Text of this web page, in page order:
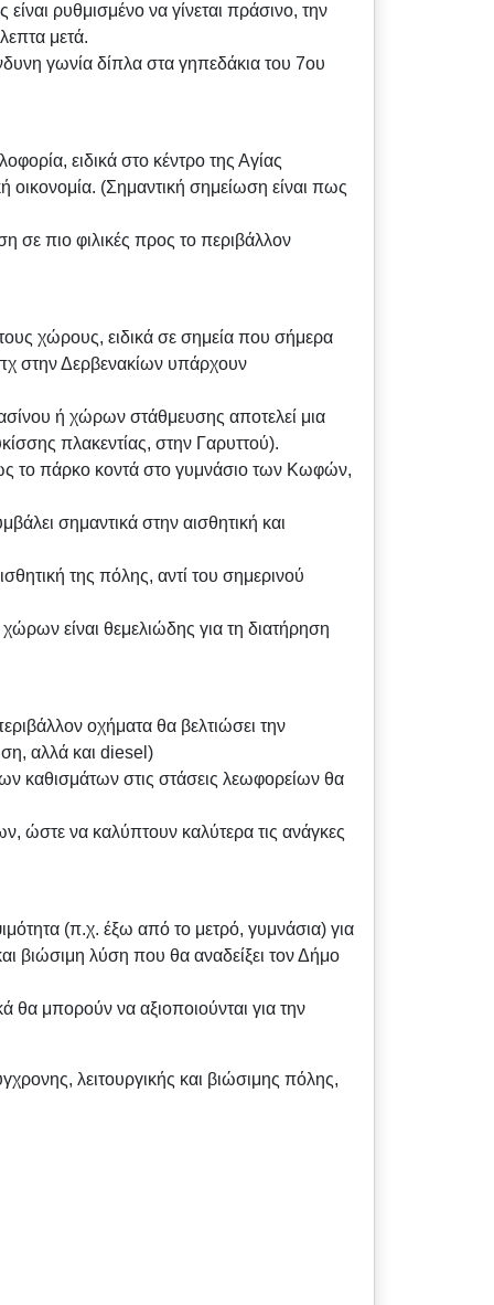
ρυθμισμένο να γίνεται πράσινο, την
μετά.
γωνία δίπλα στα γηπεδάκια του 7ου
ειδικά στο κέντρο της Αγίας
οικονομία. (Σημαντική σημείωση είναι πως
σε πιο φιλικές προς το περιβάλλον
χώρους, ειδικά σε σημεία που σήμερα
στην Δερβενακίων υπάρχουν
ή χώρων στάθμευσης αποτελεί μια
πλακεντίας, στην Γαρυττού).
το πάρκο κοντά στο γυμνάσιο των Κωφών,
σημαντικά στην αισθητική και
της πόλης, αντί του σημερινού
είναι θεμελιώδης για τη διατήρηση
οχήματα θα βελτιώσει την
αλλά και diesel)
καθισμάτων στις στάσεις λεωφορείων θα
να καλύπτουν καλύτερα τις ανάγκες
(π.χ. έξω από το μετρό, γυμνάσια) για
βιώσιμη λύση που θα αναδείξει τον Δήμο
μπορούν να αξιοποιούνται για την
λειτουργικής και βιώσιμης πόλης,